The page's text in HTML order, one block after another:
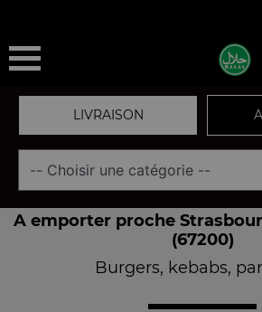
LIVRAISON
A emporter proche
(67200)
Burgers, kebabs,